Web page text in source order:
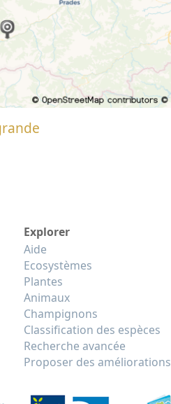
Explorer
Aide
Ecosystèmes
Plantes
Animaux
Champignons
Classification des espèces
Recherche avancée
Proposer des améliorations